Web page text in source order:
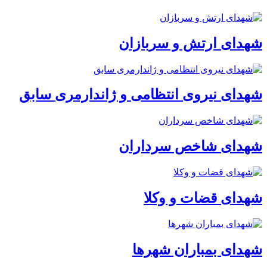
شهدای ارتش و سربازان
شهدای نیروی انتظامی و ژاندارمری سابق
شهدای شاخص سرداران
شهدای قضات و وکلا
شهدای بمباران شهرها